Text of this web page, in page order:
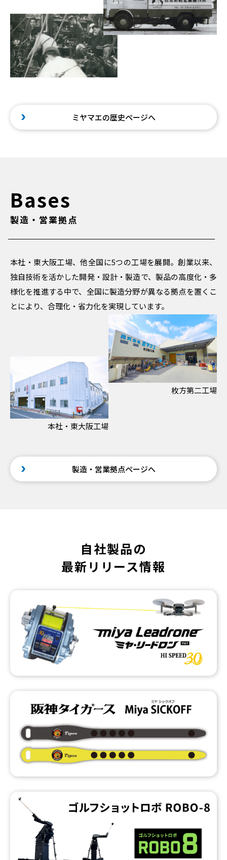
ミヤマエの歴史ページへ
Bases
製造・営業拠点
本社・東大阪工場、他全国に5つの工場を展開。創業以来、
独自技術を活かした開発・設計・製造で、製品の高度化・多
様化を推進する中で、全国に製造分野が異なる拠点を置くこ
とにより、合理化・省力化を実現しています。
本社・東大阪工場
枚方第二工場
製造・営業拠点ページへ
自社製品の
最新リリース情報